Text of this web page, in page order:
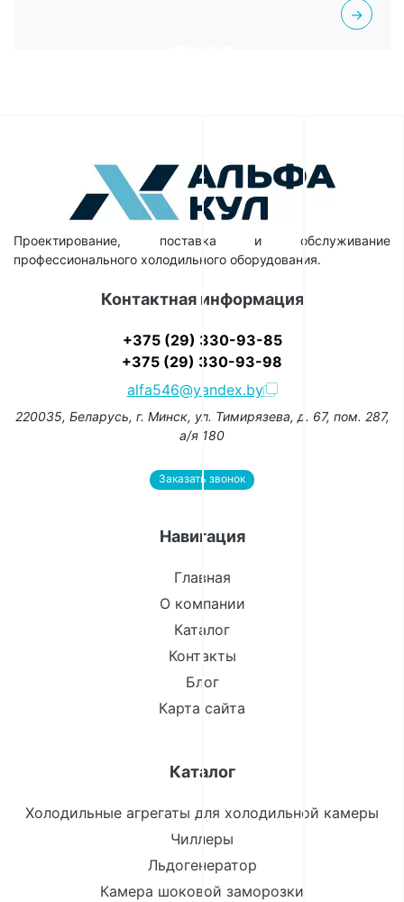
→
Проектирование, поставка и обслуживание
профессионального холодильного оборудования.
Контактная информация
+375 (29) 330-93-85
+375 (29) 330-93-98
alfa546@yandex.by
220035, Беларусь, г. Минск, ул. Тимирязева, д. 67, пом. 287,
а/я 180
Заказать звонок
Навигация
Главная
О компании
Каталог
Контакты
Блог
Карта сайта
Каталог
Холодильные агрегаты для холодильной камеры
Чиллеры
Льдогенератор
Камера шоковой заморозки